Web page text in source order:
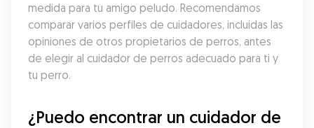
medida para tu amigo peludo. Recomendamos
comparar varios perfiles de cuidadores, incluidas las
opiniones de otros propietarios de perros, antes
de elegir al cuidador de perros adecuado para ti y
tu perro.
¿Puedo encontrar un cuidador de